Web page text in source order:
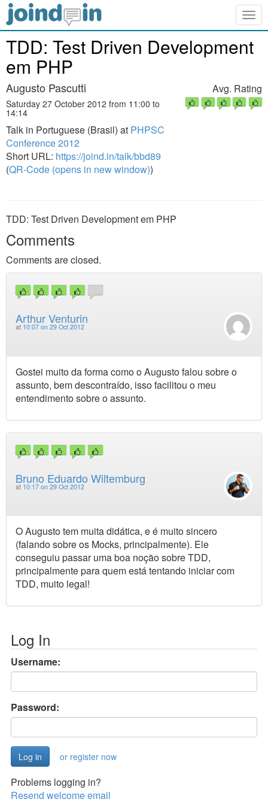
TDD: Test Driven Development
em PHP
Augusto Pascutti
Saturday 27 October 2012 from 11:00 to
14:14
Talk in Portuguese (Brasil) at PHPSC
Conference 2012
Short URL: https://joind.in/talk/bbd89
(QR-Code (opens in new window))
Avg. Rating
TDD: Test Driven Development em PHP
Comments
Comments are closed.
Arthur Venturin
at 10:07 on 29 Oct 2012
Gostei muito da forma como o Augusto falou sobre o
assunto, bem descontraído, isso facilitou o meu
entendimento sobre o assunto.
Bruno Eduardo Wiltemburg
at 10:17 on 29 Oct 2012
O Augusto tem muita didática, e é muito sincero
(falando sobre os Mocks, principalmente). Ele
conseguiu passar uma boa noção sobre TDD,
principalmente para quem está tentando iniciar com
TDD, muito legal!
Log In
Username:
Password:
or register now
Problems logging in?
Resend welcome email